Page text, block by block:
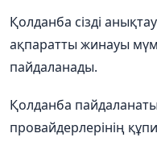
Қолданба сізді анықтау
ақпаратты жинауы
пайдаланады.
Қолданба
провайдерлерінің